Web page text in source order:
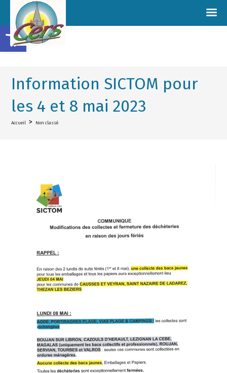
Information SICTOM pour
les 4 et 8 mai 2023
Accueil > Non classé
Ouvrir la barre d’outils